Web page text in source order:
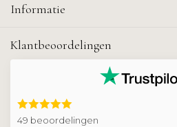
Informatie
Klantbeoordelingen
49 beoordelingen